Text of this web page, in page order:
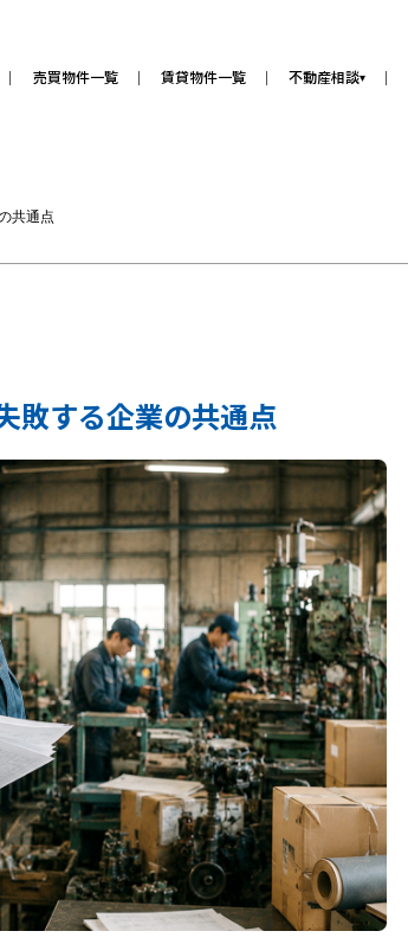
売買物件一覧 賃貸物件一覧 不動産相談▾
共通点
敗する企業の共通点